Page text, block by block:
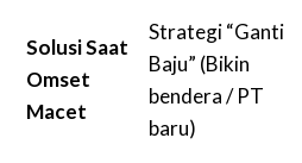
Solusi Saat
Omset
Macet
Strategi “Ganti
Baju” (Bikin
bendera / PT
baru)